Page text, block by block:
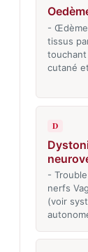
-
tissus
cutané
D
-
nerfs
(voir